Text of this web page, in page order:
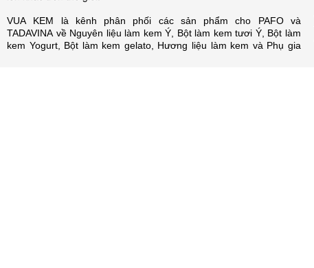
VUA KEM là kênh phân phối các sản phẩm cho PAFO và
TADAVINA về Nguyên liệu làm kem Ý, Bột làm kem tươi Ý, Bột làm
kem Yogurt, Bột làm kem gelato, Hương liệu làm kem và Phụ gia